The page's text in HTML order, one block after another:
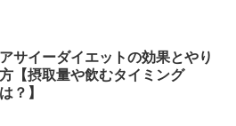
アサイーダイエットの効果とやり
方【摂取量や飲むタイミング
は？】